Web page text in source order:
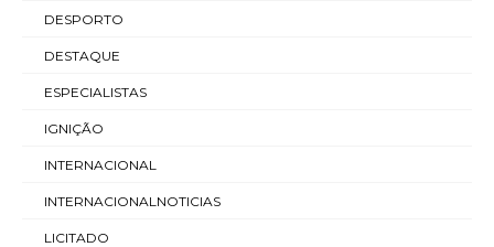
DESPORTO
DESTAQUE
ESPECIALISTAS
IGNIÇÃO
INTERNACIONAL
INTERNACIONALNOTICIAS
LICITADO